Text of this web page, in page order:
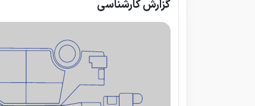
گزارش کارشناسی